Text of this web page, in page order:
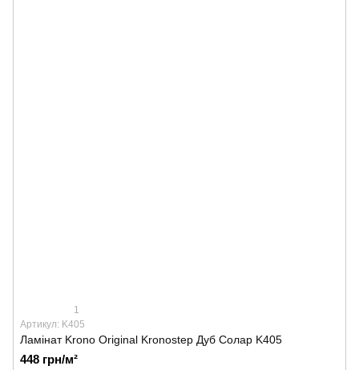
1
Артикул: K405
Ламінат Krono Original Kronostep Дуб Солар K405
448 грн/м²